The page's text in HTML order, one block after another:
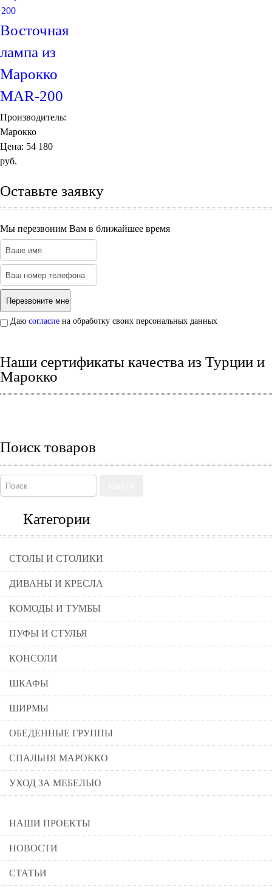
Восточная
лампа из
Марокко
MAR-200
Производитель:
Марокко
Цена: 54 180
руб.
Оставьте заявку
Мы перезвоним Вам в ближайшее время
Даю согласие на обработку своих персональных данных
Наши сертификаты качества из Турции и
Марокко
Поиск товаров
Категории
СТОЛЫ И СТОЛИКИ
ДИВАНЫ И КРЕСЛА
КОМОДЫ И ТУМБЫ
ПУФЫ И СТУЛЬЯ
КОНСОЛИ
ШКАФЫ
ШИРМЫ
ОБЕДЕННЫЕ ГРУППЫ
СПАЛЬНЯ МАРОККО
УХОД ЗА МЕБЕЛЬЮ
НАШИ ПРОЕКТЫ
НОВОСТИ
СТАТЬИ